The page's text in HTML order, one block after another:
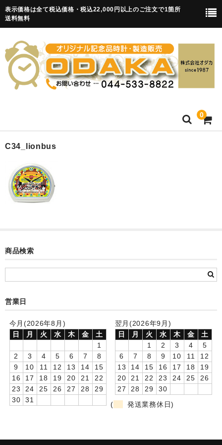
表示価格は全て税込価格・税込22,000円以上のご注文で1箇所
送料無料
0
HOME
卒園記念品
目覚まし時計(集合)
目覚まし時計(集合＋個別)
お絵かきギャラリープラス(絵＋個別)
メロディ時計(個別)
知育時計
制服メモリー
自作オリジナル時計
C34_lionbus
商品検索
営業日
今月(2026年8月)
日
月 火 水 木 金
土
1
2
3 4 5 6 7
8
9
10 11 12 13 14
15
16
17 18 19 20 21
22
23
24 25 26 27 28
29
30
31
翌月(2026年9月)
日
月 火 水 木 金
土
1
2 3 4
5
6
7 8 9 10 11
12
13
14 15 16 17 18
19
20
21 22 23 24 25
26
27
28 29
30
(
発送業務休日)